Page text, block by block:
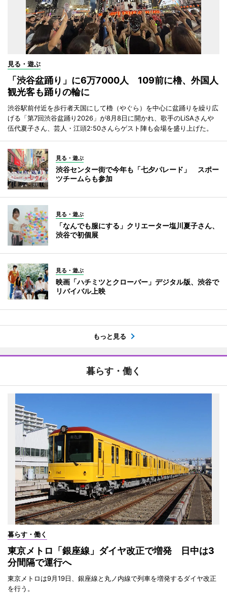
見る・遊ぶ
「渋谷盆踊り」に6万7000人 109前に櫓、外国人
観光客も踊りの輪に
渋谷駅前付近を歩行者天国にして櫓（やぐら）を中心に盆踊りを繰り広
げる「第7回渋谷盆踊り2026」が8月8日に開かれ、歌手のLiSAさんや
伍代夏子さん、芸人・江頭2:50さんらゲスト陣も会場を盛り上げた。
見る・遊ぶ
渋谷センター街で今年も「七夕パレード」 スポー
ツチームらも参加
見る・遊ぶ
「なんでも服にする」クリエーター塩川夏子さん、
渋谷で初個展
見る・遊ぶ
映画「ハチミツとクローバー」デジタル版、渋谷で
リバイバル上映
もっと見る
暮らす・働く
暮らす・働く
東京メトロ「銀座線」ダイヤ改正で増発 日中は3
分間隔で運行へ
東京メトロは9月19日、銀座線と丸ノ内線で列車を増発するダイヤ改正
を行う。